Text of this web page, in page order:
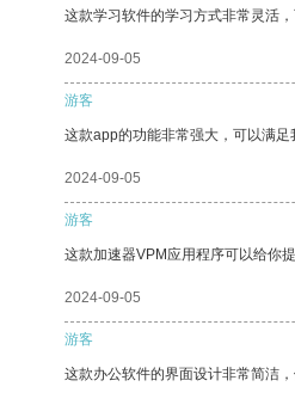
这款学习软件的学习方式非常灵活
2024-09-05
游客
这款app的功能非常强大，可以满足
2024-09-05
游客
这款加速器VPM应用程序可以给你
2024-09-05
游客
这款办公软件的界面设计非常简洁